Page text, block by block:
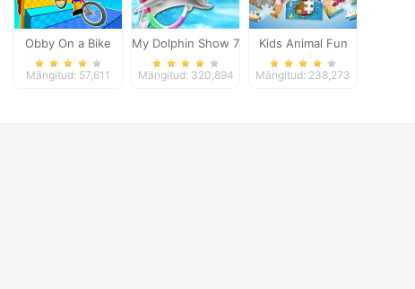
Obby On a Bike
Mängitud: 57,611
My Dolphin Show 7
Mängitud: 320,894
Kids Animal Fun
Mängitud: 238,273